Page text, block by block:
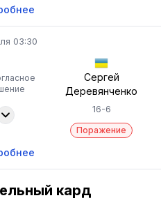
03:30
Сергей
Деревянченко
16-6
Поражение
кард